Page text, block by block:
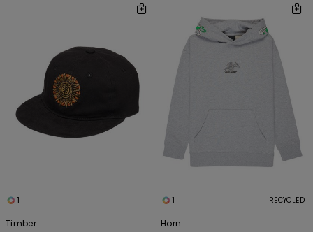
1
Timber
1 RECYCLED
Horn